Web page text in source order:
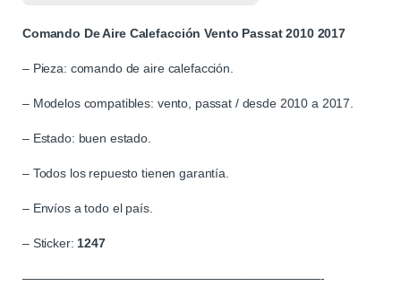
Comando De Aire Calefacción Vento Passat 2010 2017
– Pieza: comando de aire calefacción.
– Modelos compatibles: vento, passat / desde 2010 a 2017.
– Estado: buen estado.
– Todos los repuesto tienen garantía.
– Envíos a todo el país.
– Sticker: 1247
————————————————————————-